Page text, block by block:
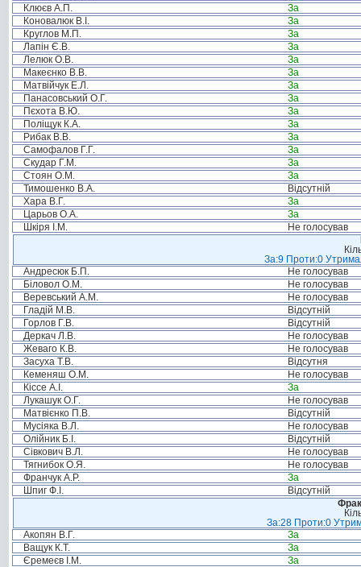
Клюєв А.П.
За
Коновалюк В.І.
За
Круглов М.П.
За
Лапін Є.В.
За
Лелюк О.В.
За
Макеєнко В.В.
За
Матвійчук Е.Л.
За
Панасовський О.Г.
За
Пєхота В.Ю.
За
Поліщук К.А.
За
Рибак В.В.
За
Самофалов Г.Г.
За
Скудар Г.М.
За
Стоян О.М.
За
Тимошенко В.А.
Відсутній
Хара В.Г.
За
Царьов О.А.
За
Шкіря І.М.
Не голосував
За:9 Проти:0
Андресюк Б.П.
Не голосував
Біловол О.М.
Не голосував
Веревський А.М.
Не голосував
Гладій М.В.
Відсутній
Горлов Г.В.
Відсутній
Деркач Л.В.
Не голосував
Жеваго К.В.
Не голосував
Засуха Т.В.
Відсутня
Кеменяш О.М.
Не голосував
Кіссе А.І.
За
Лукашук О.Г.
Не голосував
Матвієнко П.В.
Відсутній
Мусіяка В.Л.
Не голосував
Олійник Б.І.
Відсутній
Сівкович В.Л.
Не голосував
Тягнибок О.Я.
Не голосував
Франчук А.Р.
За
Шпиг Ф.І.
Відсутній
За:28 Проти:0
Акопян В.Г.
За
Ващук К.Т.
За
Єремеєв І.М.
За